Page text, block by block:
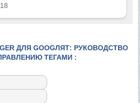
ДЛЯ GOOGЛЯТ: РУКОВОДСТВО
ТЕГАМИ :